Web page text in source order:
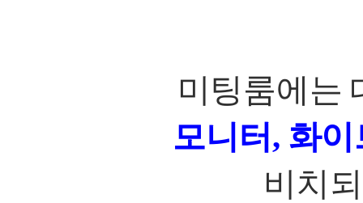
미팅룸에는
모니터 , 화
비치